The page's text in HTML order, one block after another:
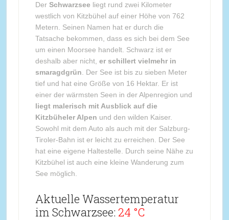
Der Schwarzsee liegt rund zwei Kilometer
westlich von Kitzbühel auf einer Höhe von 762
Metern. Seinen Namen hat er durch die
Tatsache bekommen, dass es sich bei dem See
um einen Moorsee handelt. Schwarz ist er
deshalb aber nicht, er schillert vielmehr in
smaragdgrün . Der See ist bis zu sieben Meter
tief und hat eine Größe von 16 Hektar. Er ist
einer der wärmsten Seen in der Alpenregion und
liegt malerisch mit Ausblick auf die
Kitzbüheler Alpen und den wilden Kaiser.
Sowohl mit dem Auto als auch mit der Salzburg-
Tiroler-Bahn ist er leicht zu erreichen. Der See
hat eine eigene Haltestelle. Durch seine Nähe zu
Kitzbühel ist auch eine kleine Wanderung zum
See möglich.
Aktuelle Wassertemperatur
im Schwarzsee: 24 °C